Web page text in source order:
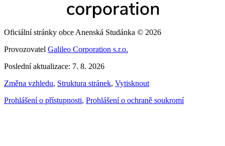
Oficiální stránky obce Anenská Studánka © 2026
Provozovatel Galileo Corporation s.r.o.
Poslední aktualizace: 7. 8. 2026
Změna vzhledu, Struktura stránek, Vytisknout
Prohlášení o přístupnosti, Prohlášení o ochraně soukromí